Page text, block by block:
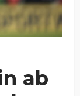
ab